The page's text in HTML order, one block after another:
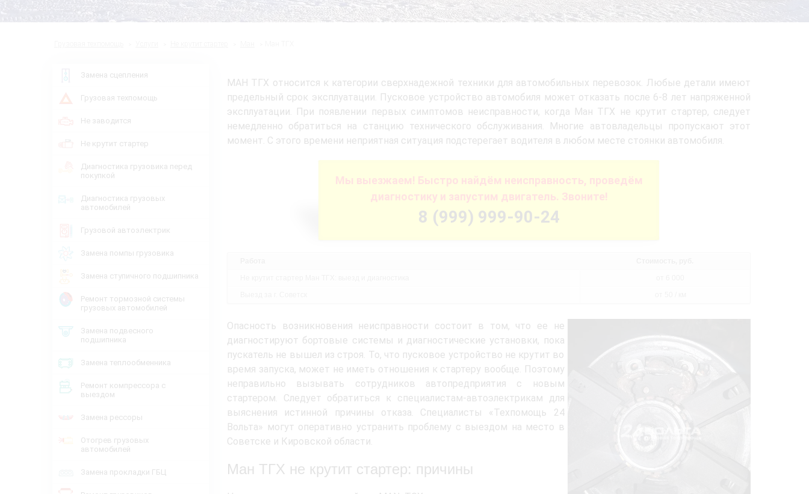
Замена сцепления
Грузовая техпомощь
Не заводится
Не крутит стартер
Диагностика грузовика перед
покупкой
Диагностика грузовых
автомобилей
Грузовой автоэлектрик
Замена помпы грузовика
Замена ступичного подшипника
Ремонт тормозной системы
грузовых автомобилей
Замена подвесного
подшипника
Замена теплообменника
Ремонт компрессора с
выездом
Замена рессоры
Отогрев грузовых
автомобилей
Замена прокладки ГБЦ
МАН ТГХ относится к категории сверхнадежной техники для автомобильных перевозок. Любые детали имеют
предельный срок эксплуатации. Пусковое устройство автомобиля может отказать после 6-8 лет напряженной
эксплуатации. При появлении первых симптомов неисправности, когда Ман ТГХ не крутит стартер, следует
немедленно обратиться на станцию технического обслуживания. Многие автовладельцы пропускают этот
момент. С этого времени неприятная ситуация подстерегает водителя в любом месте стоянки автомобиля.
Мы выезжаем! Быстро найдём неисправность, проведём
диагностику и запустим двигатель. Звоните!
8 (999) 999-90-24
Опасность возникновения неисправности состоит в том, что ее не
диагностируют бортовые системы и диагностические установки, пока
пускатель не вышел из строя. То, что пусковое устройство не крутит во
время запуска, может не иметь отношения к стартеру вообще. Поэтому
неправильно вызывать сотрудников автопредприятия с новым
стартером. Следует обратиться к специалистам-автоэлектрикам для
выяснения истинной причины отказа. Специалисты «Техпомощь 24
Вольта» могут оперативно устранить проблему с выездом на место в
Советске и Кировской области.
Ман ТГХ не крутит стартер: причины